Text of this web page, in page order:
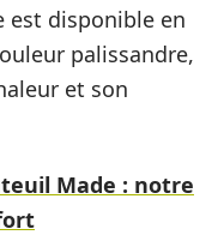
est disponible en
palissandre,
et son
Made : notre